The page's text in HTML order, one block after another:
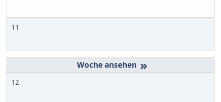
11
»
12